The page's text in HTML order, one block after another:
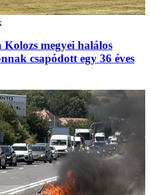
megyei halálos
csapódott egy 36 éves